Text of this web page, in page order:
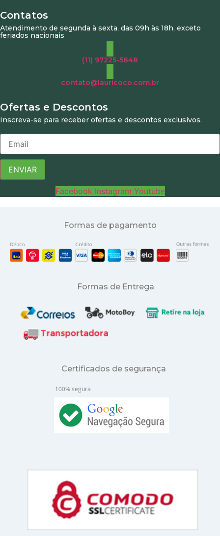
Contatos
Atendimento de segunda à sexta, das 09h às 18h, exceto
feriados nacionais
(11) 97225-5848
contato@lauricoco.com.br
Ofertas e Descontos
Inscreva-se para receber ofertas e descontos exclusivos.
ENVIAR
Facebook Instagram Youtube
Formas de pagamento
Formas de Entrega
Certificados de segurança